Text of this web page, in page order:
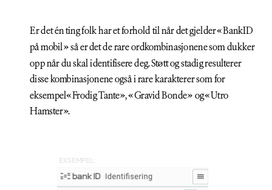
Er det én ting folk har et forhold til når det gjelder«BankID
på mobil» så er det de rare ordkombinasjonene som dukker
opp når du skal identifisere deg. Støtt og stadig resulterer
disse kombinasjonene også i rare karakterer som for
eksempel«Frodig Tante», «Gravid Bonde» og«Utro
Hamster».
EKSEMPEL: